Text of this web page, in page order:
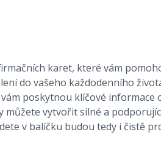
karet, které vám
do vašeho každodenního
poskytnou klíčové informace
můžete vytvořit silné a
v balíčku budou tedy i čistě